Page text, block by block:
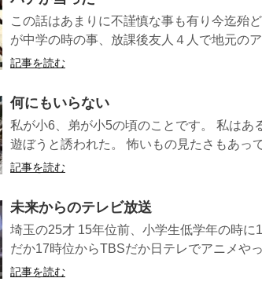
この話はあまりに不謹慎な事も有り今迄殆
が中学の時の事、放課後友人４人で地元の
記事を読む
何にもいらない
私が小6、弟が小5の頃のことです。 私はあ
遊ぼうと誘われた。 怖いもの見たさもあっ
記事を読む
未来からのテレビ放送
埼玉の25才 15年位前、小学生低学年の時
だか17時位からTBSだか日テレでアニメや
記事を読む